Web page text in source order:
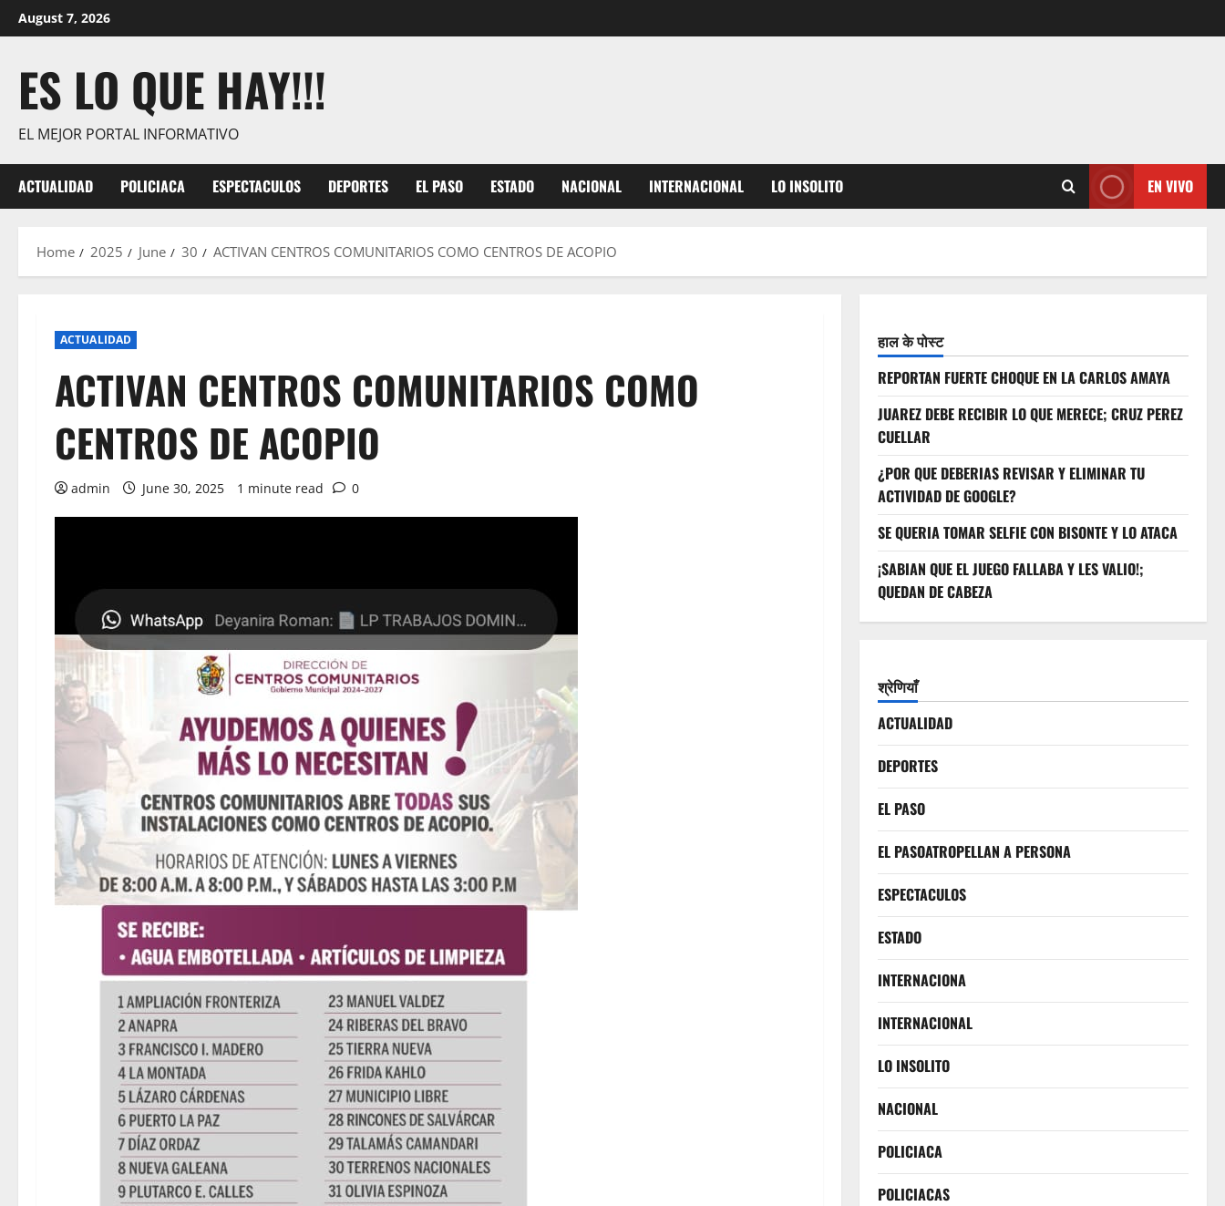
Skip
to
August 7, 2026
ES LO QUE HAY!!!
EL MEJOR PORTAL INFORMATIVO
ACTUALIDAD POLICIACA ESPECTACULOS DEPORTES EL PASO ESTADO NACIONAL INTERNACIONAL LO INSOLITO EN VIVO
Home 2025 June 30 ACTIVAN CENTROS COMUNITARIOS COMO CENTROS DE ACOPIO
ACTUALIDAD
ACTIVAN CENTROS COMUNITARIOS COMO
CENTROS DE ACOPIO
admin June 30, 2025 1 minute read 0
हाल के पोस्ट
REPORTAN FUERTE CHOQUE EN LA CARLOS AMAYA
JUAREZ DEBE RECIBIR LO QUE MERECE; CRUZ PEREZ
CUELLAR
¿POR QUE DEBERIAS REVISAR Y ELIMINAR TU
ACTIVIDAD DE GOOGLE?
SE QUERIA TOMAR SELFIE CON BISONTE Y LO ATACA
¡SABIAN QUE EL JUEGO FALLABA Y LES VALIO!;
QUEDAN DE CABEZA
श्रेणियाँ
ACTUALIDAD
DEPORTES
EL PASO
EL PASOATROPELLAN A PERSONA
ESPECTACULOS
ESTADO
INTERNACIONA
INTERNACIONAL
LO INSOLITO
NACIONAL
POLICIACA
POLICIACAS